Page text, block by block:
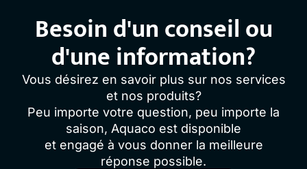
Besoin d'un conseil ou
d'une information?
Vous désirez en savoir plus sur nos services
et nos produits?
Peu importe votre question, peu importe la
saison, Aquaco est disponible
et engagé à vous donner la meilleure
réponse possible.